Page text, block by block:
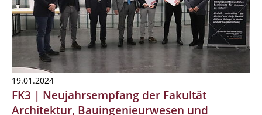
19.01.2024
FK3 | Neujahrsempfang der Fakultät
Architektur, Bauingenieurwesen und